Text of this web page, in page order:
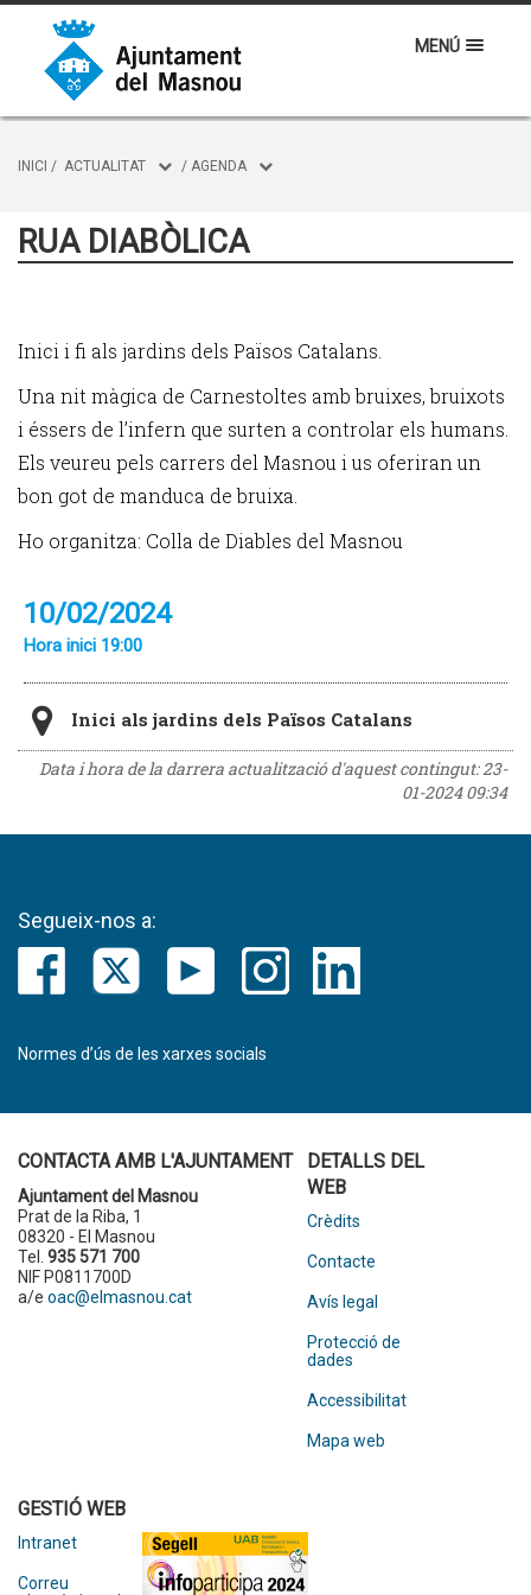
MENÚ
INICI / ACTUALITAT / AGENDA
RUA DIABÒLICA
Inici i fi als jardins dels Països Catalans.
Una nit màgica de Carnestoltes amb bruixes, bruixots
i éssers de l’infern que surten a controlar els humans.
Els veureu pels carrers del Masnou i us oferiran un
bon got de manduca de bruixa.
Ho organitza: Colla de Diables del Masnou
10/02/2024
Hora inici 19:00
Inici als jardins dels Països Catalans
Data i hora de la darrera actualització d'aquest contingut:23-
01-2024 09:34
Segueix-nos a:
Normes d’ús de les xarxes socials
CONTACTA AMB L'AJUNTAMENT
Ajuntament del Masnou
Prat de la Riba, 1
08320 - El Masnou
Tel. 935 571 700
NIF P0811700D
a/e oac@elmasnou.cat
DETALLS DEL
WEB
Crèdits
Contacte
Avís legal
Protecció de
dades
Accessibilitat
Mapa web
GESTIÓ WEB
Intranet
Correu